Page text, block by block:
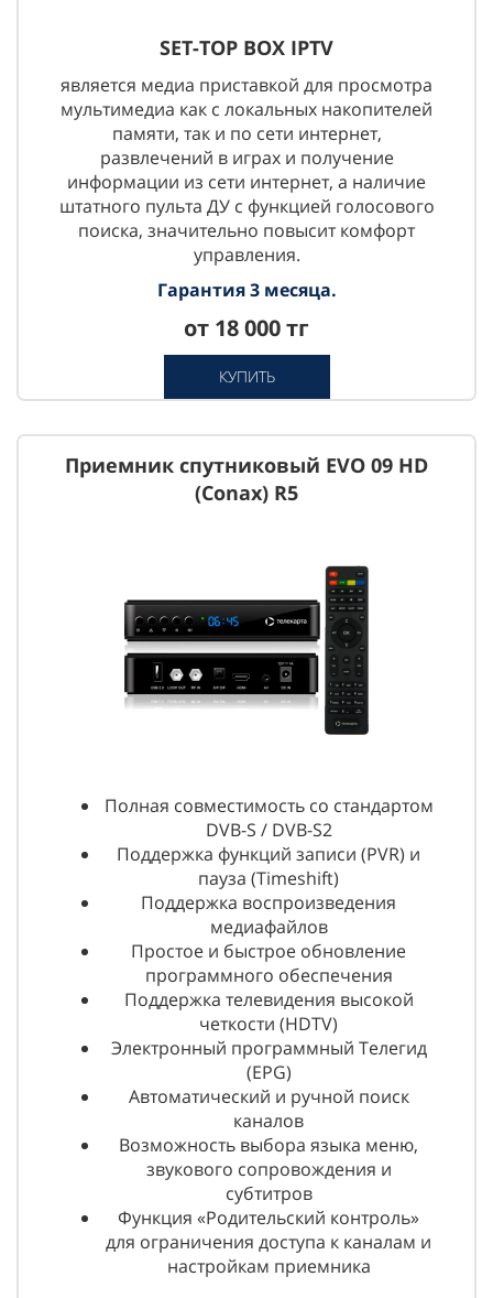
SET-TOP BOX IPTV
является медиа приставкой для просмотра
мультимедиа как с локальных накопителей
памяти, так и по сети интернет,
развлечений в играх и получение
информации из сети интернет, а наличие
штатного пульта ДУ с функцией голосового
поиска, значительно повысит комфорт
управления.
Гарантия 3 месяца.
от 18 000 тг
КУПИТЬ
Приемник спутниковый EVO 09 HD
(Conax) R5
Полная совместимость со стандартом
DVB-S / DVB-S2
Поддержка функций записи (PVR) и
пауза (Timeshift)
Поддержка воспроизведения
медиафайлов
Простое и быстрое обновление
программного обеспечения
Поддержка телевидения высокой
четкости (HDTV)
Электронный программный Телегид
(EPG)
Автоматический и ручной поиск
каналов
Возможность выбора языка меню,
звукового сопровождения и
субтитров
Функция «Родительский контроль»
для ограничения доступа к каналам и
настройкам приемника